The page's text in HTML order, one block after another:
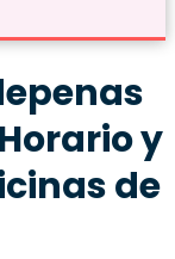
y
de